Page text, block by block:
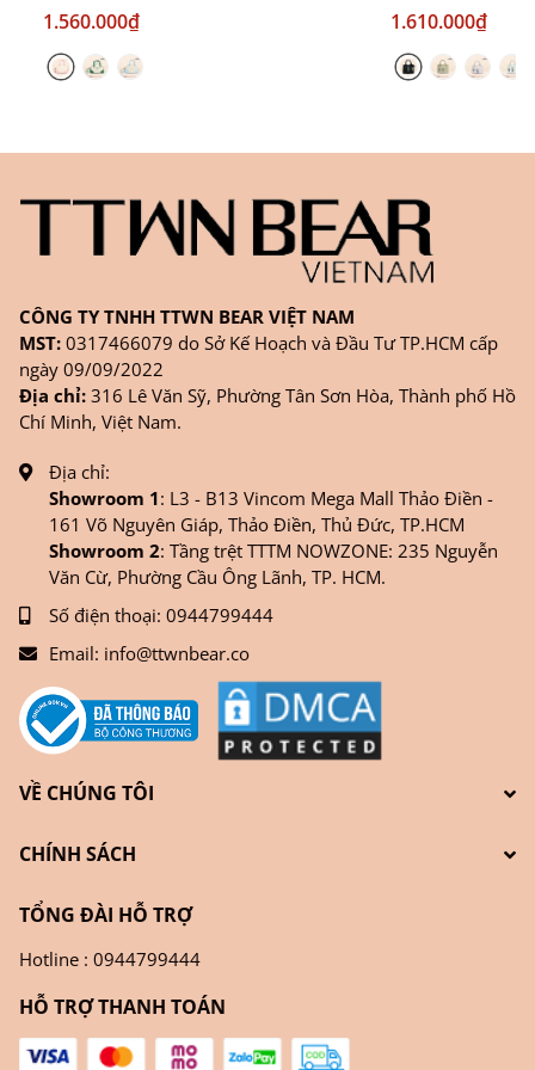
1.560.000₫ 1.610.000₫
CÔNG TY TNHH TTWN BEAR VIỆT NAM
MST: 0317466079 do Sở Kế Hoạch và Đầu Tư TP.HCM cấp
ngày 09/09/2022
Địa chỉ: 316 Lê Văn Sỹ, Phường Tân Sơn Hòa, Thành phố Hồ
Chí Minh, Việt Nam.
Địa chỉ:
Showroom 1: L3 - B13 Vincom Mega Mall Thảo Điền -
161 Võ Nguyên Giáp, Thảo Điền, Thủ Đức, TP.HCM
Showroom 2: Tầng trệt TTTM NOWZONE: 235 Nguyễn
Văn Cừ, Phường Cầu Ông Lãnh, TP. HCM.
Số điện thoại: 0944799444
Email: info@ttwnbear.co
VỀ CHÚNG TÔI
CHÍNH SÁCH
TỔNG ĐÀI HỖ TRỢ
Hotline : 0944799444
HỖ TRỢ THANH TOÁN